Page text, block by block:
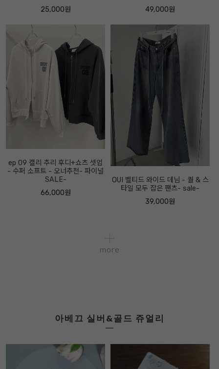
25,000원
49,000원
ep 09 캘리 추리 후디+쇼츠 셋업
- 수퍼 소프트 - 오너추천- 파이널
SALE-
66,000원
OUI 벨티드 와이드 데님 - 퀄 & 스
타일 모두 잡은 팬츠- sale-
39,000원
more
아베끄 실버&골드 쥬얼리